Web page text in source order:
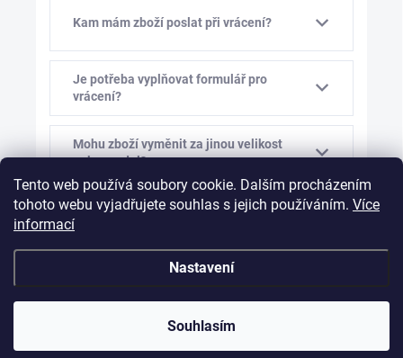
Tento web používá soubory cookie. Dalším procházením
tohoto webu vyjadřujete souhlas s jejich používáním. Více
informací
Nastavení
Souhlasím
Kam mám zboží poslat při vrácení?
Je potřeba vyplňovat formulář pro
vrácení?
Mohu zboží vyměnit za jinou velikost
nebo model?
Kolik stojí výměna zboží?